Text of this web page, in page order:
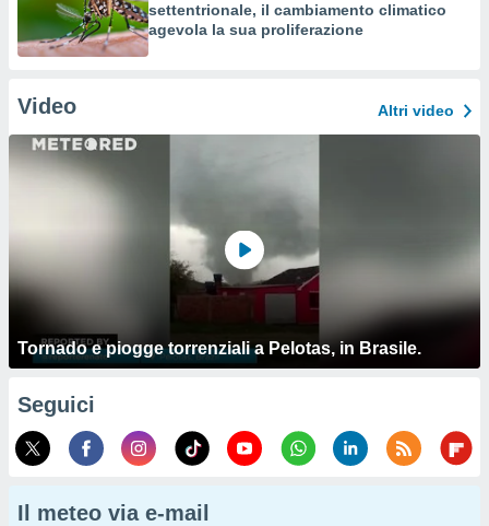
settentrionale, il cambiamento climatico
agevola la sua proliferazione
Video Altri video
Tornado e piogge torrenziali a Pelotas, in Brasile.
Seguici
Il meteo via e-mail